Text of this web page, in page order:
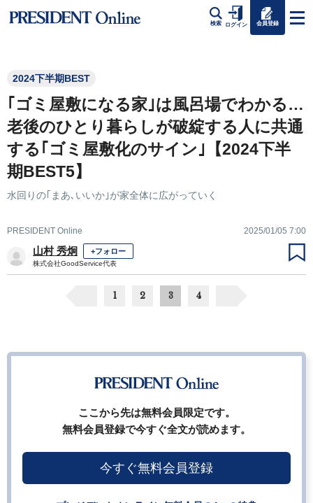
検索 ログイン 会員登録
2024下半期BEST
｢ゴミ屋敷になる家｣は風呂場でわかる…
老後のひとり暮らしが破綻する人に共通
する｢ゴミ屋敷化のサイン｣【2024下半
期BEST5】
水回りの｢まあ､いいか｣が家全体に広がっていく
PRESIDENT Online 2025/01/05 7:00
山村 秀炯 +フォロー
株式会社GoodService代表
1 2 3 4
ここから先は無料会員限定です。
無料会員登録で今すぐ全文が読めます。
今すぐ無料会員登録